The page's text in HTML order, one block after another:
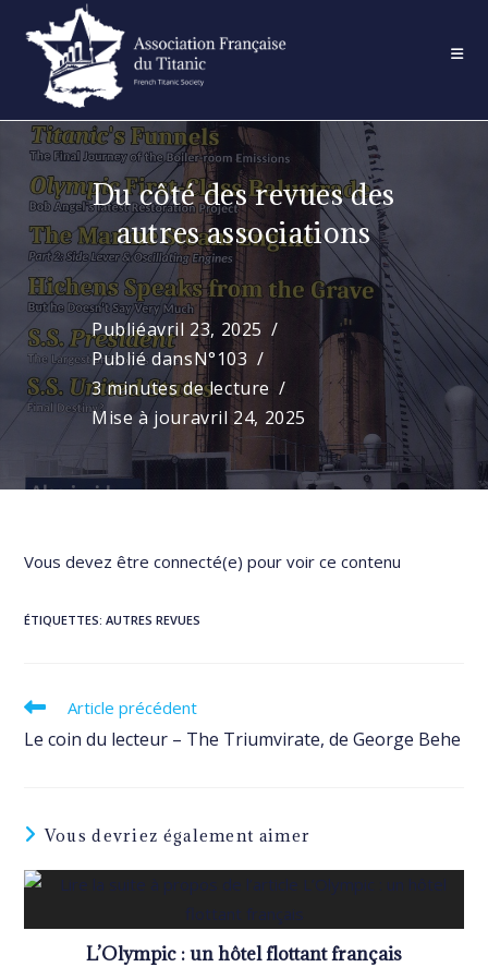
content
Du côté des revues des
autres associations
Publiéavril 23, 2025
Publié dansN°103
3 minutes de lecture
Mise à jouravril 24, 2025
Vous devez être connecté(e) pour voir ce contenu
ÉTIQUETTES:AUTRES REVUES
Read
articles
Article précédent
Le coin du lecteur – The Triumvirate, de George Behe
Vous devriez également aimer
L’Olympic : un hôtel flottant français